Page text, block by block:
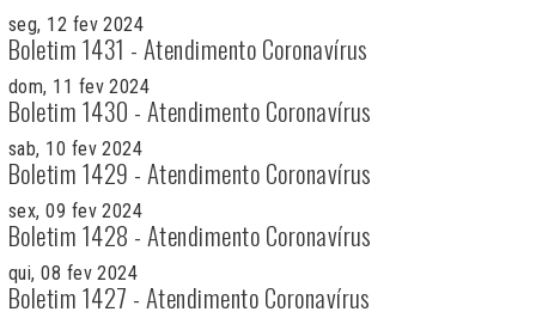
seg, 12 fev 2024
Boletim 1431 - Atendimento Coronavírus
dom, 11 fev 2024
Boletim 1430 - Atendimento Coronavírus
sab, 10 fev 2024
Boletim 1429 - Atendimento Coronavírus
sex, 09 fev 2024
Boletim 1428 - Atendimento Coronavírus
qui, 08 fev 2024
Boletim 1427 - Atendimento Coronavírus